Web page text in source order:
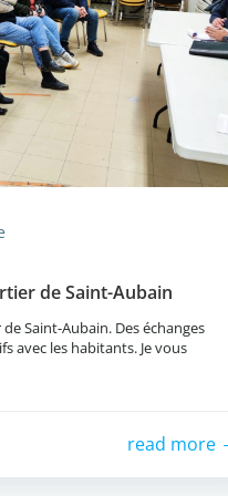
de Saint-Aubain
Saint-Aubain. Des échanges
avec les habitants. Je vous
read more